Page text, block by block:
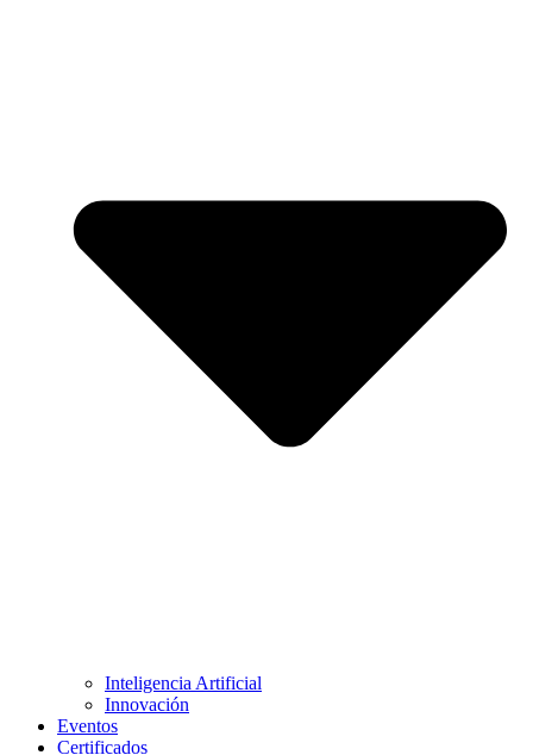
Inteligencia Artificial
Innovación
Eventos
Certificados